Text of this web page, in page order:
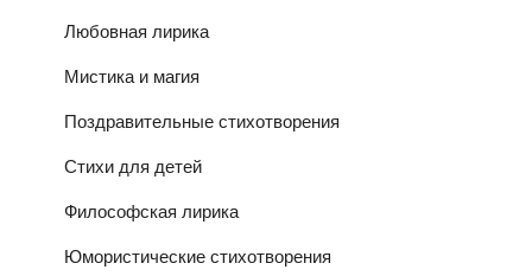
Любовная лирика
Мистика и магия
Поздравительные стихотворения
Стихи для детей
Философская лирика
Юмористические стихотворения